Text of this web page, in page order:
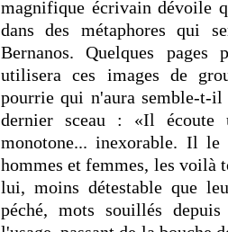
magnifique écrivain dévoile
dans des métaphores qui
Bernanos. Quelques
utilisera ces images de
pourrie qui n'aura semble-t-
dernier sceau : «Il écoute
monotone... inexorable. Il
hommes et femmes, les voilà
lui, moins détestable que
péché, mots souillés